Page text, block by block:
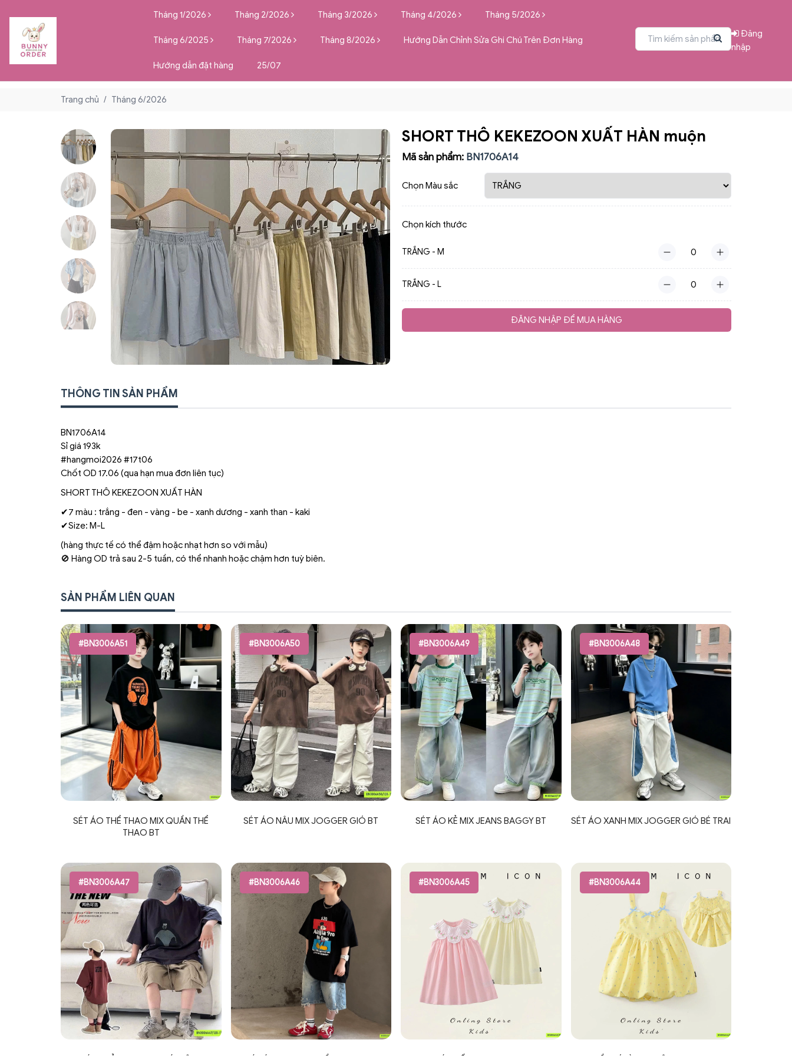
Tháng 1/2026 Tháng 2/2026 Tháng 3/2026 Tháng 4/2026 Tháng 5/2026
Tháng 6/2025 Tháng 7/2026 Tháng 8/2026 Hướng Dẫn Chỉnh Sửa Ghi Chú Trên Đơn Hàng
Hướng dẫn đặt hàng 25/07
Đăng
nhập
Trang chủ / Tháng 6/2026
SHORT THÔ KEKEZOON XUẤT HÀN muộn
Mã sản phẩm: BN1706A14
Chọn Màu sắc
Chọn kích thước
TRẮNG - M
TRẮNG - L
ĐĂNG NHẬP ĐỂ MUA HÀNG
THÔNG TIN SẢN PHẨM
BN1706A14
Sỉ giá 193k
#hangmoi2026 #17t06
Chốt OD 17.06 (qua hạn mua đơn liên tục)
SHORT THÔ KEKEZOON XUẤT HÀN
✔7 màu : trắng - đen - vàng - be - xanh dương - xanh than - kaki
✔Size: M-L
(hàng thực tế có thể đậm hoặc nhạt hơn so với mẫu)
🚫 Hàng OD trả sau 2-5 tuần, có thể nhanh hoặc chậm hơn tuỳ biên.
SẢN PHẨM LIÊN QUAN
#BN3006A51
SÉT ÁO THỂ THAO MIX QUẦN THỂ
THAO BT
#BN3006A50
SÉT ÁO NÂU MIX JOGGER GIÓ BT
#BN3006A49
SÉT ÁO KẺ MIX JEANS BAGGY BT
#BN3006A48
SÉT ÁO XANH MIX JOGGER GIÓ BÉ TRAI
#BN3006A47 #BN3006A46 #BN3006A45 #BN3006A44